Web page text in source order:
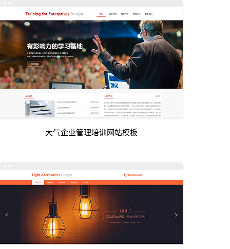
大气企业管理培训网站模板